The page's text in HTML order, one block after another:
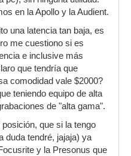
en la Apollo y la Audient.
una latencia tan baja, es
me cuestiono si es
e inclusive más
que tendría que
comodidad vale $2000?
teniendo equipo de alta
de "alta gama".
que si la tengo
duda tendré, jajaja) ya
y la Presonus que